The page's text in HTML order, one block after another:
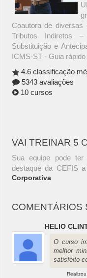
Coautora de
Tributos Indiretos
Substituição e
ICMS-ST - Guia
4.6 classificação
5343 avaliações
10 cursos
VAI TREINAR 5
Sua equipe pode
destaque da CEFIS
Corporativa
COMENTÁRIOS
HELIO
O curso
melhor
satisfeito
Realizou